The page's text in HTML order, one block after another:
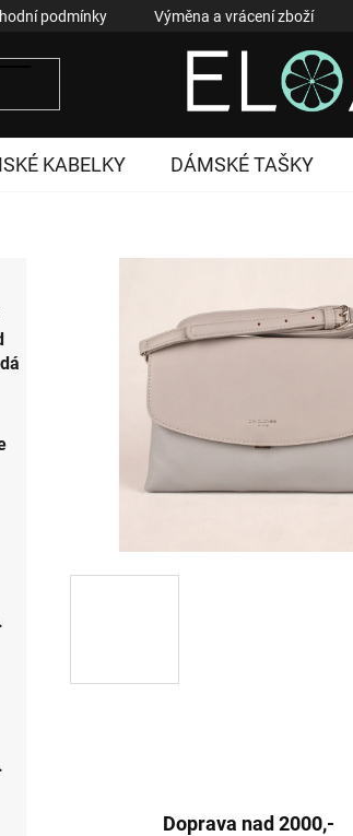
podmínky Výměna a vrácení zboží
KABELKY DÁMSKÉ TAŠKY
Doprava nad 2000,-